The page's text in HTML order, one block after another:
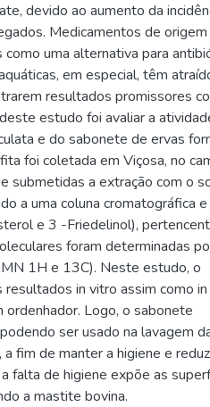
devido ao aumento da
Medicamentos de
uma alternativa para
em especial, têm
resultados promissores
estudo foi avaliar a
e do sabonete de ervas
foi coletada em Viçosa, no
submetidas a extração com o
a uma coluna cromatográfica
e 3 -Friedelinol),
foram determinadas
1H e 13C). Neste estudo, o
in vitro assim como
Logo, o sabonete
ser usado na lavagem
fim de manter a higiene e
falta de higiene expõe as
a mastite bovina.